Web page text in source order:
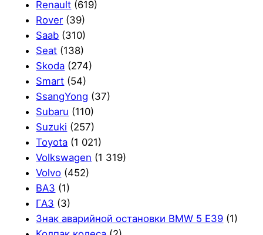
Renault (619)
Rover (39)
Saab (310)
Seat (138)
Skoda (274)
Smart (54)
SsangYong (37)
Subaru (110)
Suzuki (257)
Toyota (1 021)
Volkswagen (1 319)
Volvo (452)
ВАЗ (1)
ГАЗ (3)
Знак аварийной остановки BMW 5 E39 (1)